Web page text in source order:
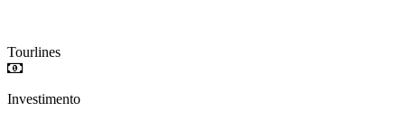
Tourlines
Investimento